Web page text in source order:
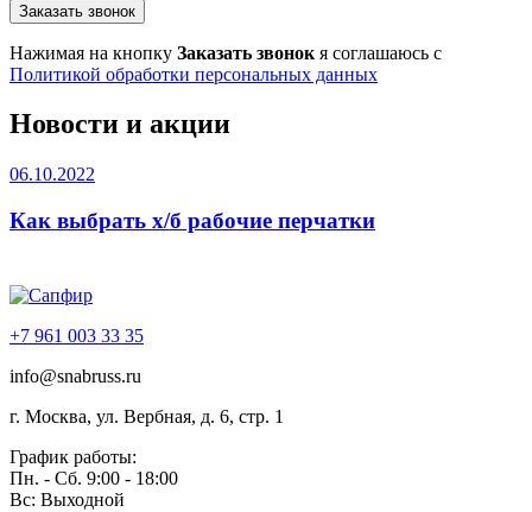
Заказать звонок
Нажимая на кнопку Заказать звонок я соглашаюсь с
Политикой обработки персональных данных
Новости и акции
06.10.2022
Как выбрать х/б рабочие перчатки
+7 961 003 33 35
info@snabruss.ru
г. Москва, ул. Вербная, д. 6, стр. 1
График работы:
Пн. - Сб. 9:00 - 18:00
Вс: Выходной